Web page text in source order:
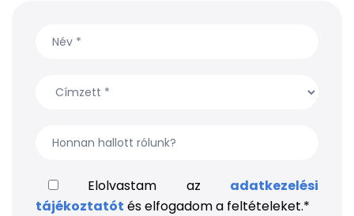
Elolvastam az adatkezelési
tájékoztatót és elfogadom a feltételeket.*